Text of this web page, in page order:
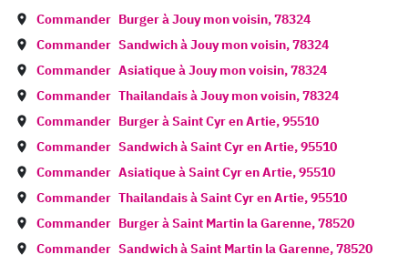
Commander Burger àJouy mon voisin,78324
Commander Sandwich àJouy mon voisin,78324
Commander Asiatique àJouy mon voisin,78324
Commander Thailandais àJouy mon voisin,78324
Commander Burger àSaint Cyr en Artie,95510
Commander Sandwich àSaint Cyr en Artie,95510
Commander Asiatique àSaint Cyr en Artie,95510
Commander Thailandais àSaint Cyr en Artie,95510
Commander Burger àSaint Martin la Garenne,78520
Commander Sandwich àSaint Martin la Garenne,78520